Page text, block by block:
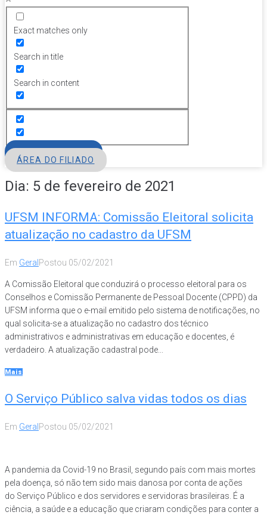
Exact matches only
Search in title
Search in content
ÁREA DO FILIADO
Dia: 5 de fevereiro de 2021
UFSM INFORMA: Comissão Eleitoral solicita
atualização no cadastro da UFSM
Em Geral Postou 05/02/2021
A Comissão Eleitoral que conduzirá o processo eleitoral para os
Conselhos e Comissão Permanente de Pessoal Docente (CPPD) da
UFSM informa que o e-mail emitido pelo sistema de notificações, no
qual solicita-se a atualização no cadastro dos técnico
administrativos e administrativas em educação e docentes, é
verdadeiro. A atualização cadastral pode...
Mais
O Serviço Público salva vidas todos os dias
Em Geral Postou 05/02/2021
A pandemia da Covid-19 no Brasil, segundo país com mais mortes
pela doença, só não tem sido mais danosa por conta de ações
do Serviço Público e dos servidores e servidoras brasileiras. É a
ciência, a saúde e a educação que criaram condições para conter a